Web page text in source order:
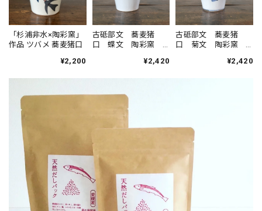
「杉浦非水×陶彩窯」
作品 ツバメ 蕎麦猪口
¥2,200
古砥部文 蕎麦猪
口 蝶文 陶彩窯
¥2,420
古砥部文 蕎麦猪
口 菊文 陶彩窯
¥2,420